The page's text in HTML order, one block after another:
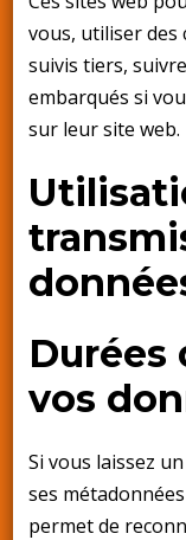
vous, utiliser des
suivis tiers,
embarqués si
sur leur site web.
Durées
vos
Si vous laissez
ses
permet de